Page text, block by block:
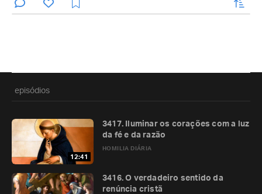
episódios
12:41
HOMILIA DIÁRIA
3417. Iluminar os corações com a luz
da fé e da razão
3416. O verdadeiro sentido da
renúncia cristã